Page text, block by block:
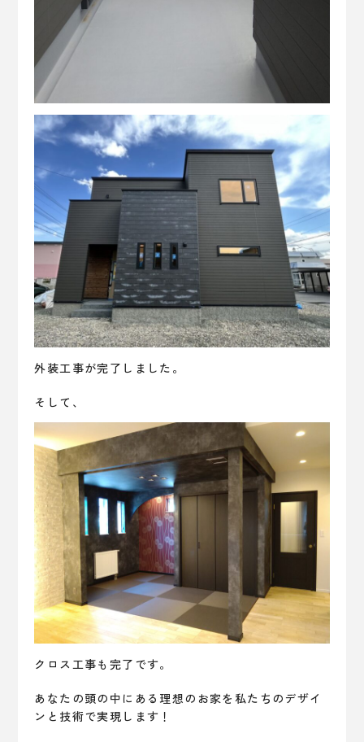
外装工事が完了しました。
そして、
クロス工事も完了です。
あなたの頭の中にある理想のお家を私たちのデザイ
ンと技術で実現します！